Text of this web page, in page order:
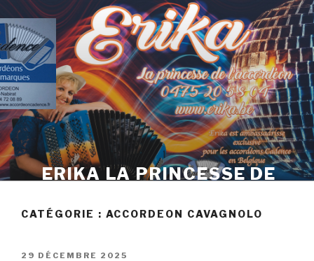
Skip
to
content
ERIKA LA PRINCESSE DE
CATÉGORIE : ACCORDEON CAVAGNOLO
POSTED
29 DÉCEMBRE 2025